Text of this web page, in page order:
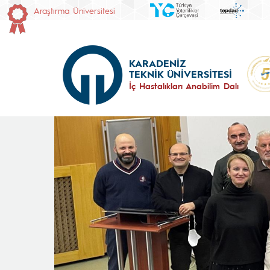
Araştırma Üniversitesi
KARADENİZ
TEKNİK ÜNİVERSİTESİ
İç Hastalıkları Anabilim Dalı